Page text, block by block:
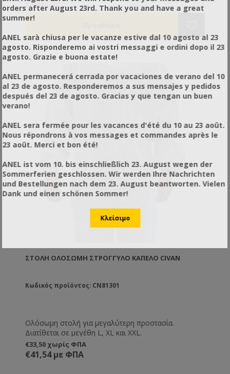
Διαθέσιμο
ΣΤΟΛΉ ΟΛΌΣΩΜΗ ΣΤΡΌΓΓΥΛΟ ΚΑΠΈΛΟ CIVAN
Κωδικός προϊόντος: CN81301
Ολόσωμη στολή για μεγαλύτερη προστασία.
Διατίθεται σε μεγέθη L, XL και XXL.
€33,50 χωρίς ΦΠΑ
€41,54 με ΦΠΑ
orders after August 23rd. Thank you and have a great
summer!
ANEL sarà chiusa per le vacanze estive dal 10 agosto al 23
agosto. Risponderemo ai vostri messaggi e ordini dopo il 23
agosto. Grazie e buona estate!
ANEL permanecerá cerrada por vacaciones de verano del 10
al 23 de agosto. Responderemos a sus mensajes y pedidos
después del 23 de agosto. Gracias y que tengan un buen
verano!
ANEL sera fermée pour les vacances d'été du 10 au 23 août.
Nous répondrons à vos messages et commandes après le
23 août. Merci et bon été!
ANEL ist vom 10. bis einschließlich 23. August wegen der
Sommerferien geschlossen. Wir werden Ihre Nachrichten
und Bestellungen nach dem 23. August beantworten. Vielen
Dank und einen schönen Sommer!